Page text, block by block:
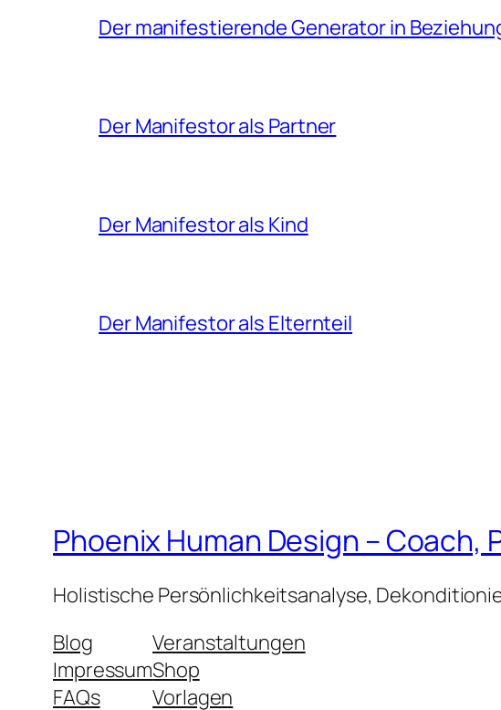
Der manifestierende Generator in
Der Manifestor als Partner
Der Manifestor als Kind
Der Manifestor als Elternteil
Phoenix Human Design –
Holistische Persönlichkeitsanalyse,
Blog
Impressum
FAQs
Veranstaltungen
Shop
Vorlagen